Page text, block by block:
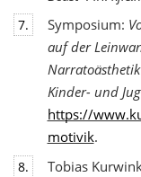
7. Symposium:
auf der
Kinder- und
https://
motivik.
8.
Tobias